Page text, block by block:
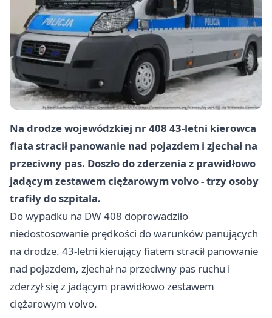
Na drodze wojewódzkiej nr 408 43‑letni kierowca
fiata stracił panowanie nad pojazdem i zjechał na
przeciwny pas. Doszło do zderzenia z prawidłowo
jadącym zestawem ciężarowym volvo - trzy osoby
trafiły do szpitala.
Do wypadku na DW 408 doprowadziło
niedostosowanie prędkości do warunków panujących
na drodze. 43‑letni kierujący fiatem stracił panowanie
nad pojazdem, zjechał na przeciwny pas ruchu i
zderzył się z jadącym prawidłowo zestawem
ciężarowym volvo.